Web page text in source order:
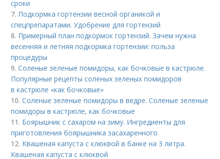
сроки
7. Подкормка гортензии весной органикой и
спецпрепаратами. Удобрение для гортензий
8. Примерный план подкормок гортензий. Зачем нужна
весенняя и летняя подкормка гортензии: польза
процедуры
9.Соленые зеленые помидоры, как бочковые в кастрюле.
Популярные рецепты соленых зеленых помидоров
в кастрюле «как бочковые»
10.Соленые зеленые помидоры в ведре. Соленые зеленые
помидоры в кастрюле, как бочковые
11. Боярышник с сахаром на зиму. Ингредиенты для
приготовления боярышника засахаренного
12. Квашеная капуста с клюквой в банке на 3 литра.
Квашеная капуста с клюквой